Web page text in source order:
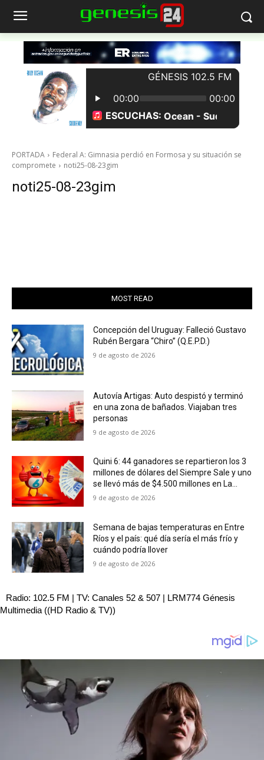
PORTADA
Federal A: Gimnasia perdió en Formosa y su situación se
compromete
noti25-08-23gim
noti25-08-23gim
MOST READ
Concepción del Uruguay: Falleció Gustavo
Rubén Bergara “Chiro” (Q.E.P.D.)
9 de agosto de 2026
Autovía Artigas: Auto despistó y terminó
en una zona de bañados. Viajaban tres
personas
9 de agosto de 2026
Quini 6: 44 ganadores se repartieron los 3
millones de dólares del Siempre Sale y uno
se llevó más de $4.500 millones en La...
9 de agosto de 2026
Semana de bajas temperaturas en Entre
Ríos y el país: qué día sería el más frío y
cuándo podría llover
9 de agosto de 2026
Radio: 102.5 FM | TV: Canales 52 & 507 | LRM774 Génesis
Multimedia ((HD Radio & TV))